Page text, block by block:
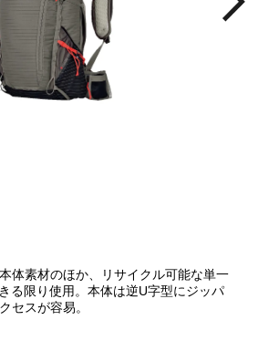
体素材のほか、リサイクル可能な単一
る限り使用。本体は逆U字型にジッパ
セスが容易。